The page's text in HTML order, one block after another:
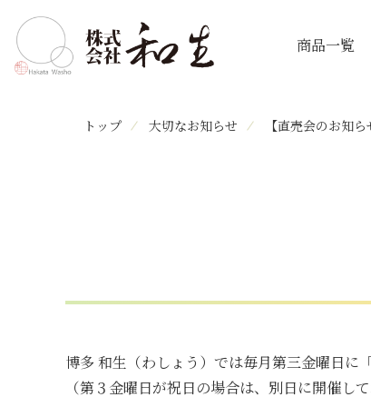
商品一覧
トップ 大切なお知らせ 【直売会のお知
博多 和生（わしょう）では毎月第三金曜日に
（第３金曜日が祝日の場合は、別日に開催して